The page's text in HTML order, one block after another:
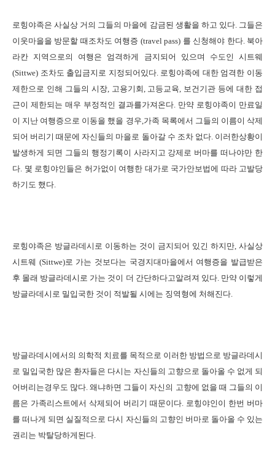
로힝야족은 사실상 거의 그들의 마을에 감금된 생활을 하고 있다. 그들은
이웃마을을 방문할 때조차도 여행증 (travel pass) 를 신청해야 한다. 북아
라칸 지역으로의 여행은 엄격하게 금지되어 있으며 수도인 시트웨
(Sittwe) 조차도 출입금지로 지정되어있다. 로힝야족에 대한 엄격한 이동
제한으로 인해 그들의 시장, 고용기회, 고등교육, 보건기관 등에 대한 접
근이 제한되는 매우 부정적인 결과를가져온다. 만약 로힝야족이 만료일
이 지난 여행증으로 이동을 했을 경우,가족 목록에서 그들의 이름이 삭제
되어 버리기 때문에 자신들의 마을로 돌아갈 수 조차 없다. 이러한상황이
발생하게 되면 그들의 행정기록이 사라지고 강제로 버마를 떠나야만 한
다. 몇 로힝야인들은 허가없이 여행한 대가로 국가안보법에 따라 고발당
하기도 했다.
로힝야족은 방글라데시로 이동하는 것이 금지되어 있긴 하지만, 사실상
시트웨 (Sittwe)로 가는 것보다는 국경지대마을에서 여행증을 발급받은
후 몰래 방글라데시로 가는 것이 더 간단하다고알려져 있다. 만약 이렇게
방글라데시로 밀입국한 것이 적발될 시에는 징역형에 처해진다.
방글라데시에서의 의학적 치료를 목적으로 이러한 방법으로 방글라데시
로 밀입국한 많은 환자들은 다시는 자신들의 고향으로 돌아올 수 없게 되
어버리는경우도 많다.왜냐하면 그들이 자신의 고향에 없을 때 그들의 이
름은 가족리스트에서 삭제되어 버리기 때문이다. 로힝야인이 한번 버마
를 떠나게 되면 실질적으로 다시 자신들의 고향인 버마로 돌아올 수 있는
권리는 박탈당하게된다.